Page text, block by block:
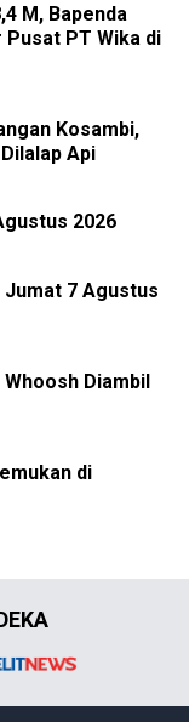
M, Bapenda
PT Wika di
Kosambi,
Api
2026
7 Agustus
Diambil
di